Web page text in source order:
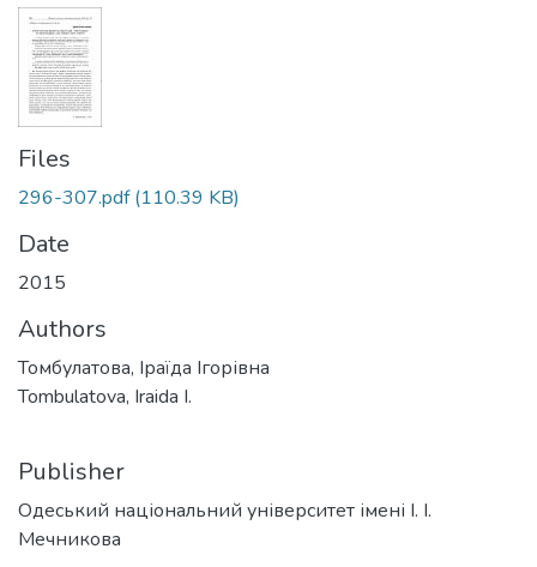
Files
296-307.pdf(110.39 KB)
Date
2015
Authors
Томбулатова, Іраїда Ігорівна
Tombulatova, Iraida I.
Publisher
Одеський національний університет імені І. І.
Мечникова